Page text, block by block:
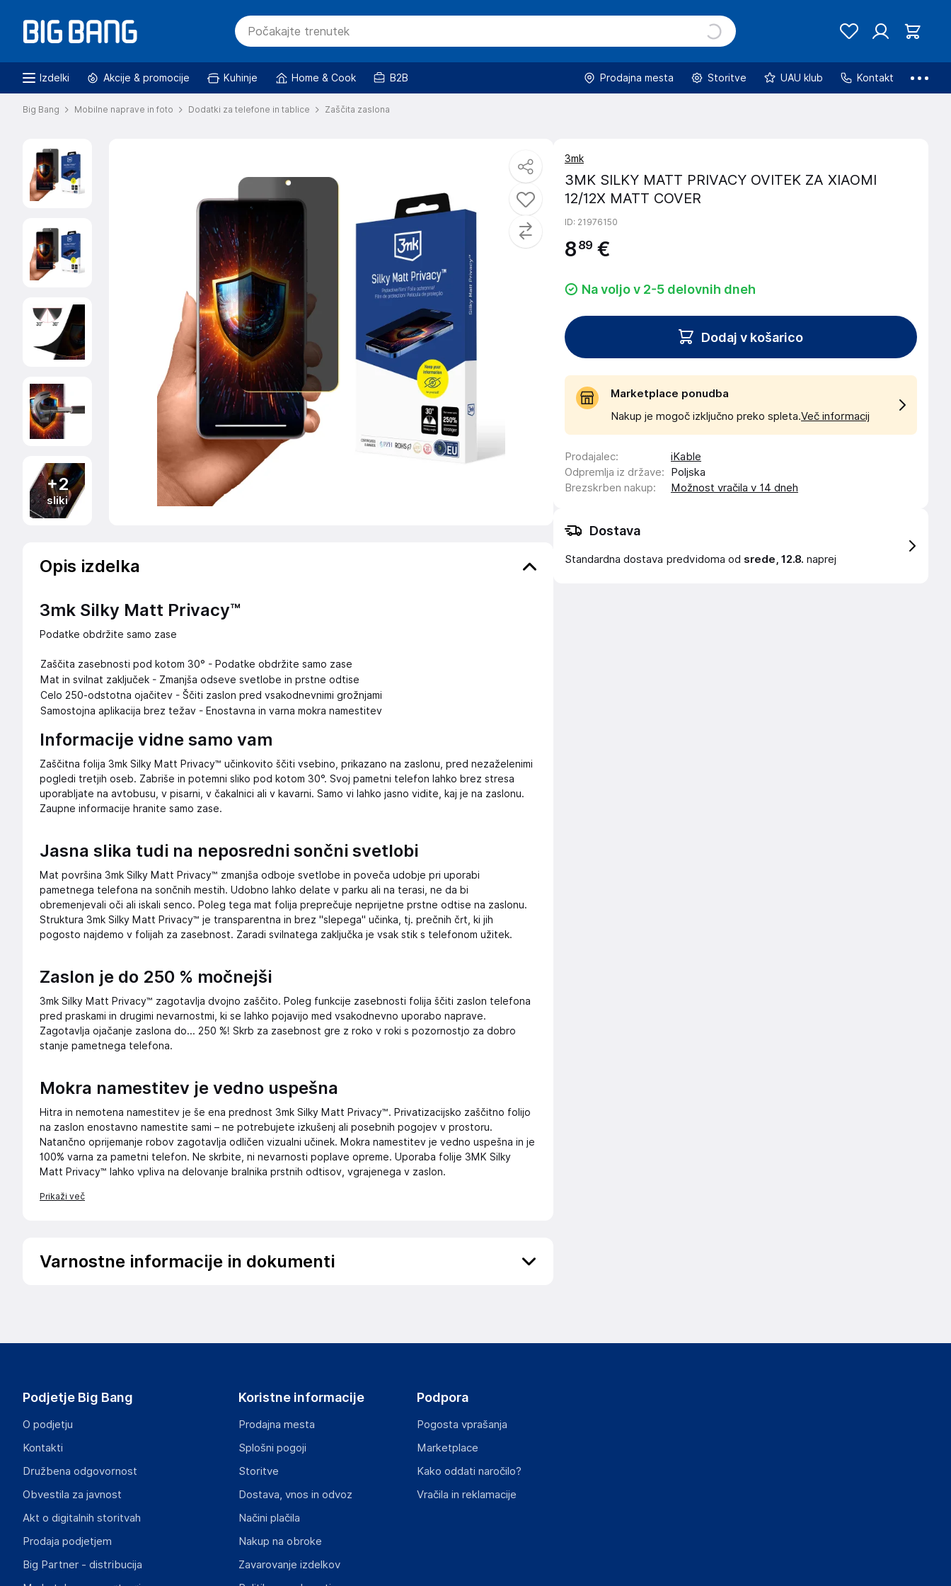
Izdelki Akcije & promocije Kuhinje Home & Cook B2B Prodajna mesta Storitve UAU klub Kontakt
Big Bang Mobilne naprave in foto Dodatki za telefone in tablice Zaščita zaslona
+2
sliki
Opis izdelka
3mk Silky Matt Privacy™
Podatke obdržite samo zase
Zaščita zasebnosti pod kotom 30° - Podatke obdržite samo zase
Mat in svilnat zaključek - Zmanjša odseve svetlobe in prstne odtise
Celo 250-odstotna ojačitev - Ščiti zaslon pred vsakodnevnimi grožnjami
Samostojna aplikacija brez težav - Enostavna in varna mokra namestitev
Informacije vidne samo vam
Zaščitna folija 3mk Silky Matt Privacy™ učinkovito ščiti vsebino, prikazano na zaslonu, pred nezaželenimi
pogledi tretjih oseb. Zabriše in potemni sliko pod kotom 30°. Svoj pametni telefon lahko brez stresa
uporabljate na avtobusu, v pisarni, v čakalnici ali v kavarni. Samo vi lahko jasno vidite, kaj je na zaslonu.
Zaupne informacije hranite samo zase.
Jasna slika tudi na neposredni sončni svetlobi
Mat površina 3mk Silky Matt Privacy™ zmanjša odboje svetlobe in poveča udobje pri uporabi
pametnega telefona na sončnih mestih. Udobno lahko delate v parku ali na terasi, ne da bi
obremenjevali oči ali iskali senco. Poleg tega mat folija preprečuje neprijetne prstne odtise na zaslonu.
Struktura 3mk Silky Matt Privacy™ je transparentna in brez "slepega" učinka, tj. prečnih črt, ki jih
pogosto najdemo v folijah za zasebnost. Zaradi svilnatega zaključka je vsak stik s telefonom užitek.
Zaslon je do 250 % močnejši
3mk Silky Matt Privacy™ zagotavlja dvojno zaščito. Poleg funkcije zasebnosti folija ščiti zaslon telefona
pred praskami in drugimi nevarnostmi, ki se lahko pojavijo med vsakodnevno uporabo naprave.
Zagotavlja ojačanje zaslona do... 250 %! Skrb za zasebnost gre z roko v roki s pozornostjo za dobro
stanje pametnega telefona.
Mokra namestitev je vedno uspešna
Hitra in nemotena namestitev je še ena prednost 3mk Silky Matt Privacy™. Privatizacijsko zaščitno folijo
na zaslon enostavno namestite sami – ne potrebujete izkušenj ali posebnih pogojev v prostoru.
Natančno oprijemanje robov zagotavlja odličen vizualni učinek. Mokra namestitev je vedno uspešna in je
100% varna za pametni telefon. Ne skrbite, ni nevarnosti poplave opreme. Uporaba folije 3MK Silky
Matt Privacy™ lahko vpliva na delovanje bralnika prstnih odtisov, vgrajenega v zaslon.
Prikaži več
Varnostne informacije in dokumenti
hello@3mk.pl
Gospodarski subjekt s sedežem v EU, ki zagotavlja skladnost izdelka z zahtevanimi predpisi.
Poljska
Poljska
Slike o varnosti izdelka
3mk
3MK SILKY MATT PRIVACY OVITEK ZA XIAOMI
12/12X MATT COVER
ID: 21976150
8 89 €
Na voljo v 2-5 delovnih dneh
Dodaj v košarico
Marketplace ponudba
Nakup je mogoč izključno preko spleta.Več informacij
Prodajalec:
iKable
Odpremlja iz države:
Poljska
Brezskrben nakup: Možnost vračila v 14 dneh
Dostava
Standardna dostava predvidoma od srede, 12.8. naprej
Podjetje Big Bang
O podjetju
Kontakti
Družbena odgovornost
Obvestila za javnost
Akt o digitalnih storitvah
Prodaja podjetjem
Big Partner - distribucija
Koristne informacije
Prodajna mesta
Splošni pogoji
Storitve
Dostava, vnos in odvoz
Načini plačila
Nakup na obroke
Zavarovanje izdelkov
Podpora
Pogosta vprašanja
Marketplace
Kako oddati naročilo?
Vračila in reklamacije